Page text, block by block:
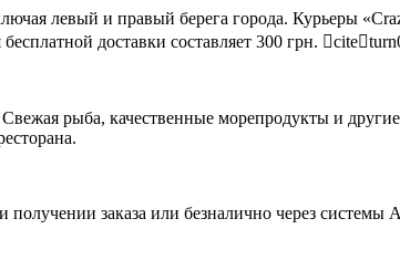
левый и правый берега города. Курьеры
доставки составляет 300 грн.
рыба, качественные морепродукты и
заказа или безналично через системы